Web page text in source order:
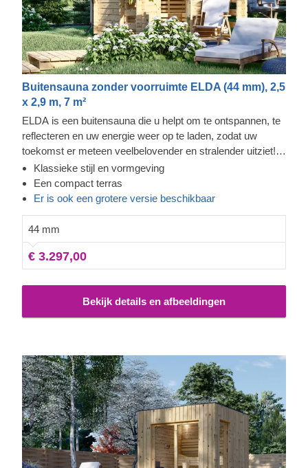
Buitensauna zonder voorruimte ELDA (44 mm), 2,5
x 2,9 m, 7 m²
ELDA is een buitensauna die u helpt om te ontspannen, te
reflecteren en uw energie weer op te laden, zodat uw
toekomst er meteen veelbelovender en stralender uitziet!
Deze zorgvuldig vormgegeven sauna met een prachtig
puntdak is zowel gezellig als comfortabel, met 3 rijen
banken om uit te kiezen. Het terras met het overhangende
een extra ruimte om te ontspannen - een ruimte die
verfrissend is en een geweldige overgang vormt van het
ene deel van uw leefruimte naar het andere.
Klassieke stijl en vormgeving
Een compact terras
Er is ook een grotere versie beschikbaar
44 mm
€ 3.297,00
Bekijk details en afbeeldingen